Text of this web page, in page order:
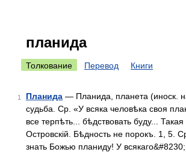
планида
Толкование Перевод Книги
1 Планида — Планида, планета (иноск.
судьба. Ср. «У всяка человѣка своя
все терпѣть... бѣдствовать буду...
Островскій. Бѣдность не порокъ. 1, 5.
знать Божью планиду! У всякаго&#8230;